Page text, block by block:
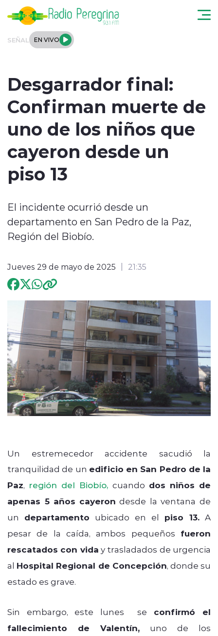
SEÑAL EN VIVO
Regionales
Internacional
Entrevistas
Programación
modo claro
Desgarrador final:
Confirman muerte de
uno de los niños que
cayeron desde un
piso 13
El incidente ocurrió desde un
departamento en San Pedro de la Paz,
Región del Biobío.
Jueves 29 de mayo de 2025 21:35
Un estremecedor accidente sacudió la
tranquilidad de un edificio en San Pedro de la
Paz, región del Biobío, cuando dos niños de
apenas 5 años cayeron desde la ventana de
un departamento ubicado en el piso 13. A
pesar de la caída, ambos pequeños fueron
rescatados con vida y trasladados de urgencia
al Hospital Regional de Concepción, donde su
estado es grave.
Sin embargo, este lunes se confirmó el
fallecimiento de Valentín, uno de los